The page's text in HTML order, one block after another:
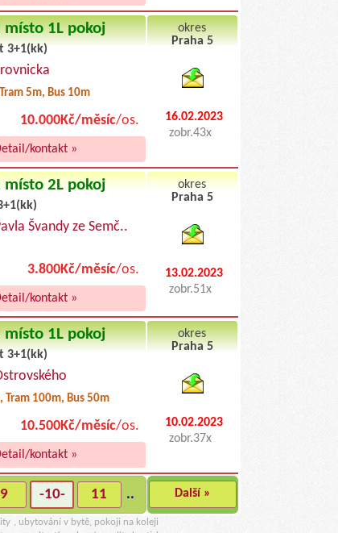
místo 1L pokoj
3+1(kk)
5m, Bus 10m
10.000Kč/měsíc/os.
kontakt »
okres
Praha 5
16.02.2023
zobr.43x
místo 2L pokoj
Švandy ze Semč..
3.800Kč/měsíc/os.
kontakt »
okres
Praha 5
13.02.2023
zobr.51x
místo 1L pokoj
3+1(kk)
Tram 100m, Bus 50m
10.500Kč/měsíc/os.
kontakt »
okres
Praha 5
10.02.2023
zobr.37x
9 -10- 11 .. Další »
, ubytování v bytě, pokoji na koleji